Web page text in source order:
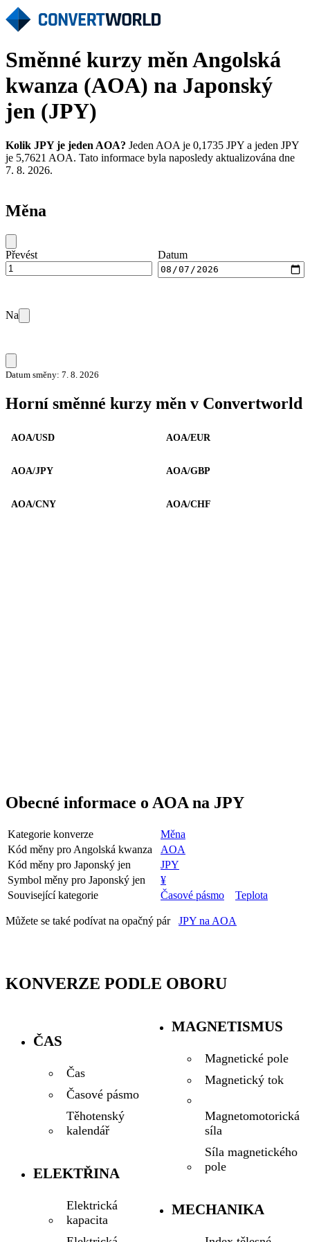
Směnné kurzy měn Angolská
kwanza (AOA) na Japonský
jen (JPY)
Kolik JPY je jeden AOA? Jeden AOA je 0,1735 JPY a jeden JPY
je 5,7621 AOA. Tato informace byla naposledy aktualizována dne
7. 8. 2026.
Měna
Převést Datum
Na
Datum směny: 7. 8. 2026
Horní směnné kurzy měn v Convertworld
AOA/USD AOA/EUR
AOA/JPY AOA/GBP
AOA/CNY AOA/CHF
Obecné informace o AOA na JPY
Kategorie konverze
Měna
Kód měny pro Angolská kwanza
AOA
Kód měny pro Japonský jen
JPY
Symbol měny pro Japonský jen
¥
Související kategorie
Časové pásmo Teplota
Můžete se také podívat na opačný pár JPY na AOA
KONVERZE PODLE OBORU
ČAS
Čas
Časové pásmo
Těhotenský
kalendář
ELEKTŘINA
Elektrická
kapacita
MAGNETISMUS
Magnetické pole
Magnetický tok
Magnetomotorická
síla
Síla magnetického
pole
MECHANIKA